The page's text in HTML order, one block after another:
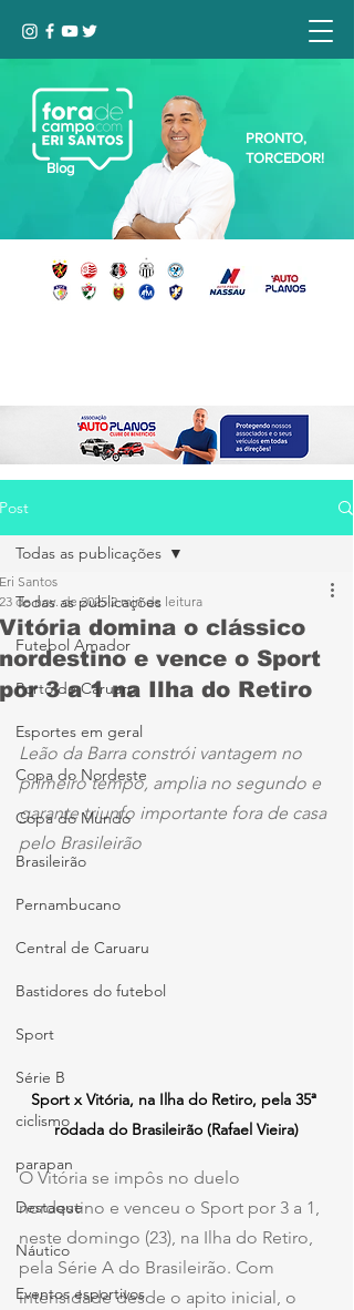
Blog
PRONTO,
TORCEDOR!
Post
Todas as publicações
Futebol Amador
Porto de Caruaru
Esportes em geral
Copa do Nordeste
Copa do Mundo
Brasileirão
Pernambucano
Central de Caruaru
Bastidores do futebol
Sport
Série B
ciclismo
parapan
Destaque
Náutico
Eventos esportivos
Todas as publicações
Vitória domina o clássico
nordestino e vence o Sport
por 3 a 1 na Ilha do Retiro
Eri Santos
23 de nov. de 2025 2 min de leitura
Leão da Barra constrói vantagem no
primeiro tempo, amplia no segundo e
garante triunfo importante fora de casa
pelo Brasileirão
Sport x Vitória, na Ilha do Retiro, pela 35ª
rodada do Brasileirão (Rafael Vieira)
O Vitória se impôs no duelo
nordestino e venceu o Sport por 3 a 1,
neste domingo (23), na Ilha do Retiro,
pela Série A do Brasileirão. Com
intensidade desde o apito inicial, o